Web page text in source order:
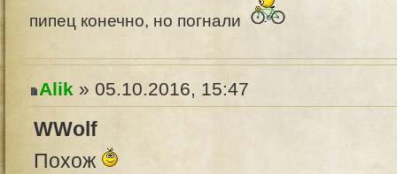
пипец конечно, но погнали
Alik » 05.10.2016, 15:47
WWolf
Похож